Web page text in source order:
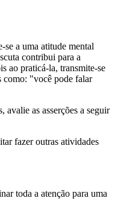
se a uma atitude mental
contribui para a
ao praticá-la, transmite-se
como: "você pode falar
avalie as asserções a seguir
fazer outras atividades
toda a atenção para uma